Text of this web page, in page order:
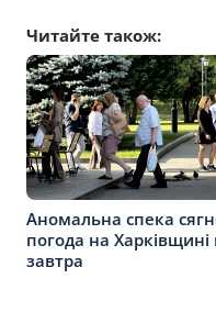
Читайте також:
Аномальна спека
погода на Харківщині
завтра